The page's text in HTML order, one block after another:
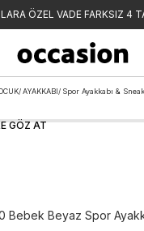
ÖZEL VADE FARKSIZ 4
/AYAKKABI/ Spor Ayakkabı &
GÖZ AT
Bebek Beyaz Spor